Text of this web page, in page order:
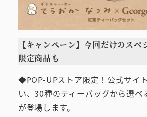
【キャンペーン】今回だけのスペ
限定商品も
◆POP-UPストア限定！公式サイ
い、30種のティーバッグから選べ
が登場します。